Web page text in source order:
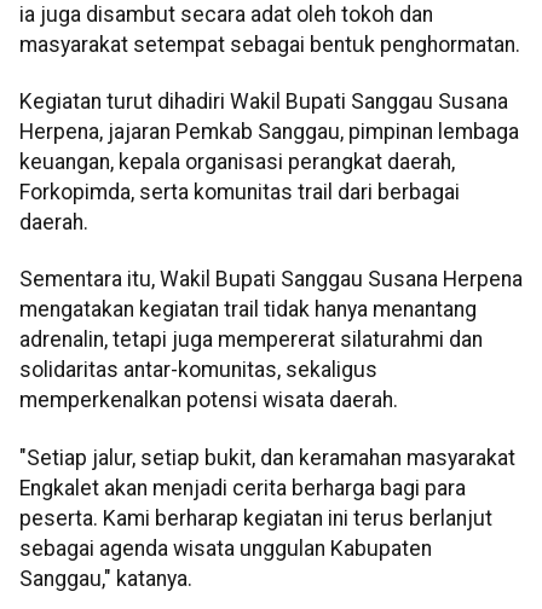
ia juga disambut secara adat oleh tokoh dan
masyarakat setempat sebagai bentuk penghormatan.
Kegiatan turut dihadiri Wakil Bupati Sanggau Susana
Herpena, jajaran Pemkab Sanggau, pimpinan lembaga
keuangan, kepala organisasi perangkat daerah,
Forkopimda, serta komunitas trail dari berbagai
daerah.
Sementara itu, Wakil Bupati Sanggau Susana Herpena
mengatakan kegiatan trail tidak hanya menantang
adrenalin, tetapi juga mempererat silaturahmi dan
solidaritas antar-komunitas, sekaligus
memperkenalkan potensi wisata daerah.
"Setiap jalur, setiap bukit, dan keramahan masyarakat
Engkalet akan menjadi cerita berharga bagi para
peserta. Kami berharap kegiatan ini terus berlanjut
sebagai agenda wisata unggulan Kabupaten
Sanggau," katanya.